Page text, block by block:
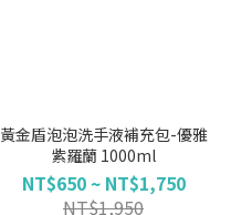
黃金盾泡泡洗手液補充包-優雅
紫羅蘭 1000ml
NT$650 ~ NT$1,750
NT$1,950